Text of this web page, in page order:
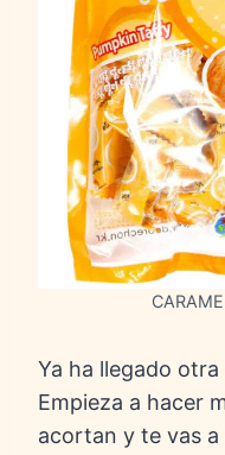
Ya ha llegado
Empieza a hacer
acortan y te vas